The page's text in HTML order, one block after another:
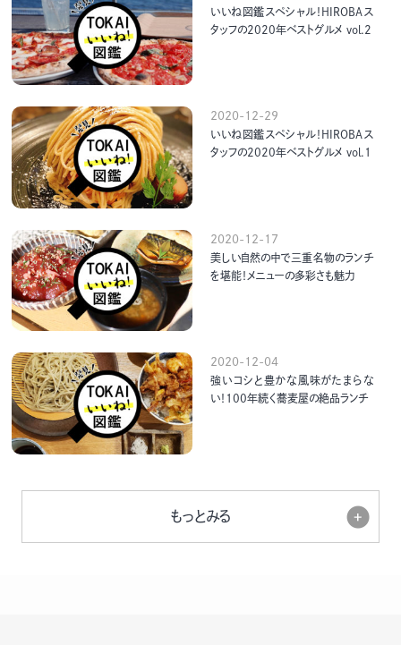
いいね図鑑スペシャル！HIROBAス
タッフの2020年ベストグルメ vol.2
2020-12-29
いいね図鑑スペシャル！HIROBAス
タッフの2020年ベストグルメ vol.1
2020-12-17
美しい自然の中で三重名物のランチ
を堪能！メニューの多彩さも魅力
2020-12-04
強いコシと豊かな風味がたまらな
い！100年続く蕎麦屋の絶品ランチ
もっとみる